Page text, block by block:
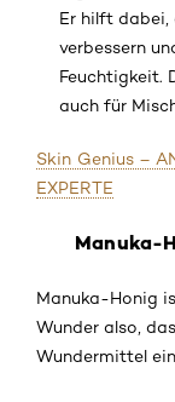
Er hilft dabei,
verbessern
Feuchtigkeit.
auch für
Skin Genius –
EXPERTE
Manuka-
Manuka-Honig
Wunder also,
Wundermittel